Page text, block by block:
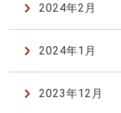
2024年2月
2024年1月
2023年12月